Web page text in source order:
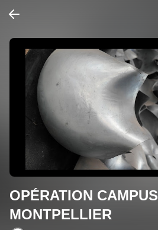
OPÉRATION CAMPUS
MONTPELLIER